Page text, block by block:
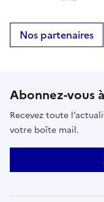
Nos partenaires
Abonnez-vous
Recevez toute
votre boîte mail.